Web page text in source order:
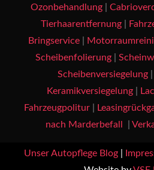
Ozonbehandlung|
Tierhaarentfernung|
Bringservice|
Scheibenfolierung|
Scheibenversiegelung|
Keramikversiegelung|
Fahrzeugpolitur|
nach Marderbefall
Unser Autopflege Blog|